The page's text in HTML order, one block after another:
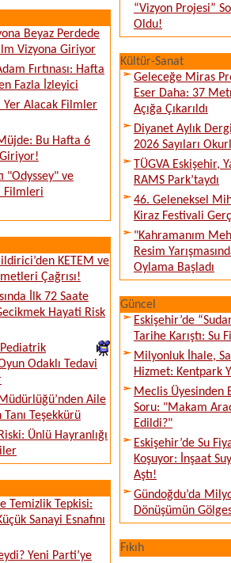
Beyaz Perdede
Vizyona Giriyor
Fırtınası: Hafta
Fazla İzleyici
Yer Alacak Filmler
Bu Hafta 6
"Odyssey" ve
Filmleri
KETEM ve
Çağrısı!
İlk 72 Saate
Hayati Risk
Odaklı Tedavi
Aile
Teşekkürü
Ünlü Hayranlığı
Temizlik Tepkisi:
Sanayi Esnafını
Yeni Parti’ye
“Vizyon Projesi”
Oldu!
Kültür-Sanat
Geleceğe Miras
Eser Daha: 37
Açığa Çıkarıldı
Diyanet Aylık
2026 Sayıları
TÜGVA Eskişehir,
RAMS Park’taydı
46. Geleneksel
Kiraz Festivali
"Kahramanım
Resim
Oylama Başladı
Güncel
Eskişehir’de
Tarihe Karıştı: Su
Milyonluk İhale,
Hizmet: Kentpark
Meclis Üyesinden
Soru: "Makam
Edildi?"
Eskişehir’de Su
Koşuyor: İnşaat
Aştı!
Gündoğdu’da
Dönüşümün
Fıkıh